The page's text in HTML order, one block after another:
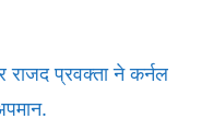
प्रवक्ता ने कर्नल